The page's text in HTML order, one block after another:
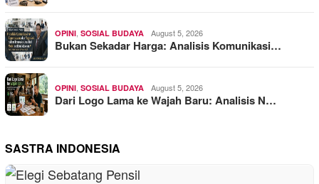
OPINI, SOSIAL BUDAYA August 5, 2026
Bukan Sekadar Harga: Analisis Komunikasi…
OPINI, SOSIAL BUDAYA August 5, 2026
Dari Logo Lama ke Wajah Baru: Analisis N…
SASTRA INDONESIA